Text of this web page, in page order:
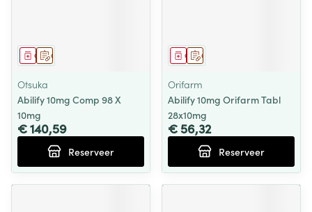
Op voorschrift
Geneesmiddel
Otsuka
Abilify 10mg Comp 98 X
10mg
€ 140,59
Reserveer
Op voorschrift
Geneesmiddel
Orifarm
Abilify 10mg Orifarm Tabl
28x10mg
€ 56,32
Reserveer